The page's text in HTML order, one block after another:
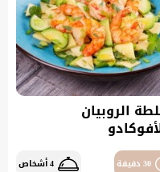
الروبيان
30 دقيقة 4 أشخاص